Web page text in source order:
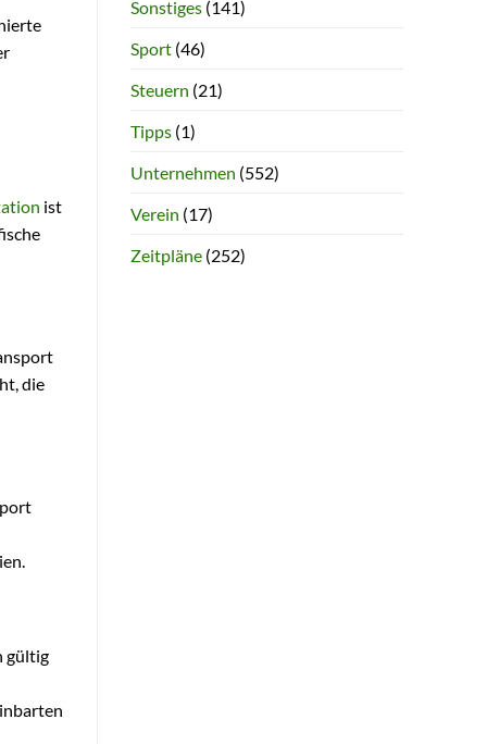
ist
die
gültig
Sonstiges(141)
Sport(46)
Steuern (21)
Tipps(1)
Unternehmen (552)
Verein (17)
Zeitpläne(252)